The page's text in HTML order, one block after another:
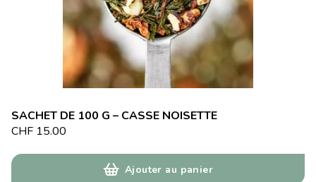
SACHET DE 100 G – CASSE NOISETTE
CHF 15.00
Ajouter au panier